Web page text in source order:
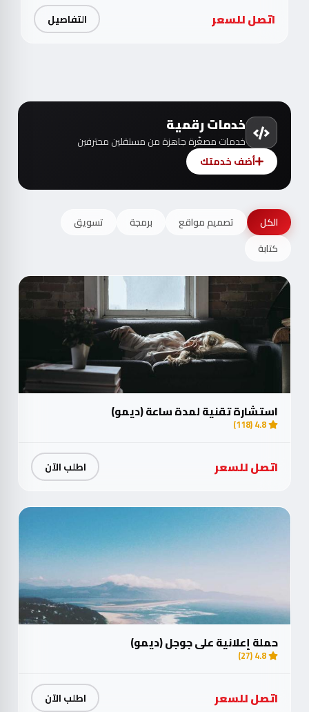
اتصل للسعر التفاصيل
خدمات رقمية
خدمات مصغّرة جاهزة من مستقلين محترفين
أضف خدمتك
الكل تصميم مواقع برمجة
تسويق
كتابة
استشارة تقنية لمدة ساعة (ديمو)
4.8 (118)
اتصل للسعر اطلب الآن
حملة إعلانية على جوجل (ديمو)
4.8 (27)
اتصل للسعر اطلب الآن